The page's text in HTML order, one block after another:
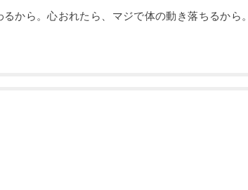
から。心おれたら、マジで体の動き落ちるから。